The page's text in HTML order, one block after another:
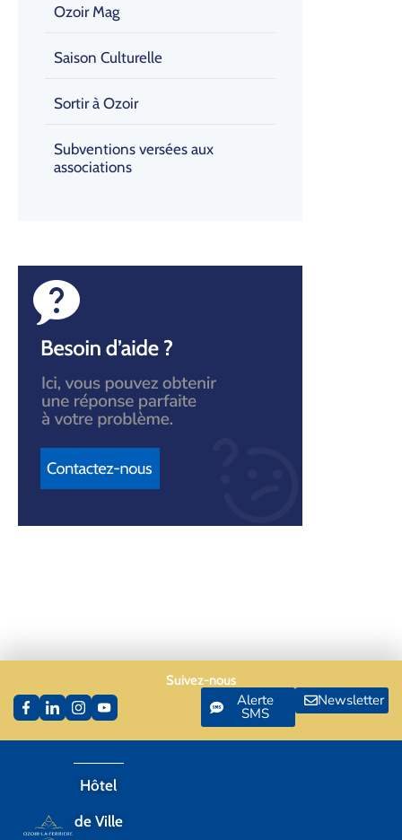
Ozoir Mag
Saison Culturelle
Sortir à Ozoir
Subventions versées aux
associations
Hôtel
de Ville
Suivez-nous
Alerte
SMS
Newsletter